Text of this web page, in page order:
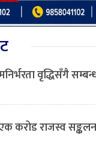
वृद्धिसँगै
करोड राजस्व सङ्कलन